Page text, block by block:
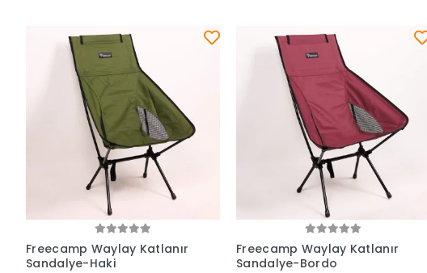
Freecamp Waylay Katlanır
Sandalye-Haki
Freecamp Waylay Katlanır
Sandalye-Bordo